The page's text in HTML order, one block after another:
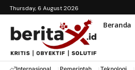
Thursday, 6 August 2026
Beranda